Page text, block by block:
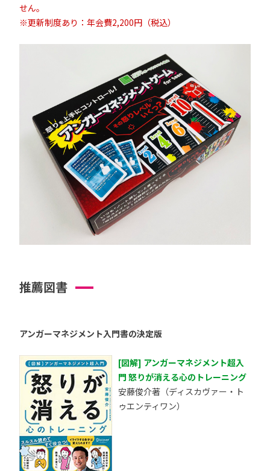
せん。
※更新制度あり：年会費2,200円（税込）
推薦図書
アンガーマネジメント入門書の決定版
[図解] アンガーマネジメント超入
門 怒りが消える心のトレーニング
安藤俊介著（ディスカヴァー・ト
ゥエンティワン）